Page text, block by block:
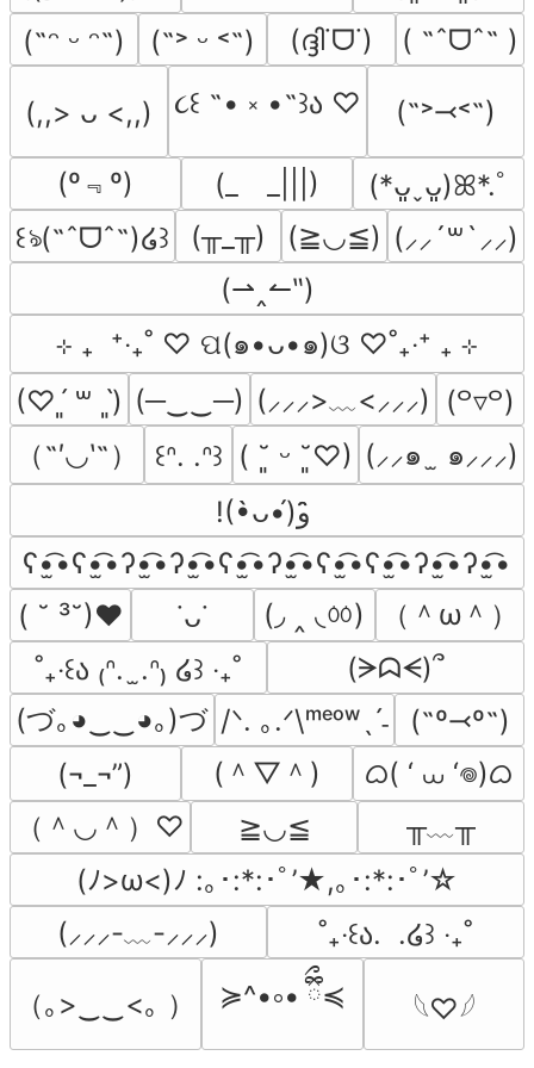
(˶ᵔ ᵕ ᵔ˶)
(˶˃ ᵕ ˂˶) (ദ്ദി˙ᗜ˙) ( ˶ˆᗜˆ˵ )
(,,> ᴗ <,,) ૮꒰ ˶• ༝ •˶꒱ა ♡ (˶˃⤙˂˶)
(º﹃º) (_　_|||)
(*ᴗ͈ˬᴗ͈)ꕤ*.ﾟ
꒰ঌ(˶ˆᗜˆ˵)໒꒱
(╥_╥) (≧◡≦) (⸝⸝´꒳`⸝⸝)
(⇀‸↼‶)
⊹ ₊  ⁺‧₊˚ ♡ ପ(๑•ᴗ•๑)ଓ ♡˚₊‧⁺ ₊ ⊹
(♡ˊ͈ ꒳ ˋ͈) (─‿‿─) (⸝⸝⸝>﹏<⸝⸝⸝) (꒪▿꒪)
（˶′◡‵˶）
꒰ᐢ. .ᐢ꒱ ( ˘͈ ᵕ ˘͈♡) (⸝⸝๑  ̫ ๑⸝⸝⸝)
ʕ•̫͡•ʕ•̫͡•ʔ•̫͡•ʔ•̫͡•ʕ•̫͡•ʔ•̫͡•ʕ•̫͡•ʕ•̫͡•ʔ•̫͡•ʔ•̫͡•
( ˘ ³˘)♥
˙ᴗ˙ (◞ ‸ ◟ㆀ)
（＾ω＾）
˚₊‧꒰ა ₍ᐢ.  ̫.ᐢ₎ ໒꒱ ‧₊˚
(ᗒᗣᗕ)՞
(づ｡◕‿‿◕｡)づ /ᐠ. ｡.ᐟ\ᵐᵉᵒʷˎˊ˗
(˶º⤙º˶)
(¬_¬”)
(＾▽＾)
ᜊ( ‘ ⩊ ‘𖦹)ᜊ
（＾◡＾）♡
≧◡≦
╥﹏╥
(ﾉ>ω<)ﾉ :｡･:*:･ﾟ’★,｡･:*:･ﾟ’☆
(⸝⸝⸝-﹏-⸝⸝⸝)
˚₊‧꒰ა.  .໒꒱ ‧₊˚
（｡>‿‿<｡ ） ≽^•༚• ྀིྀ≼ 𓆩♡𓆪